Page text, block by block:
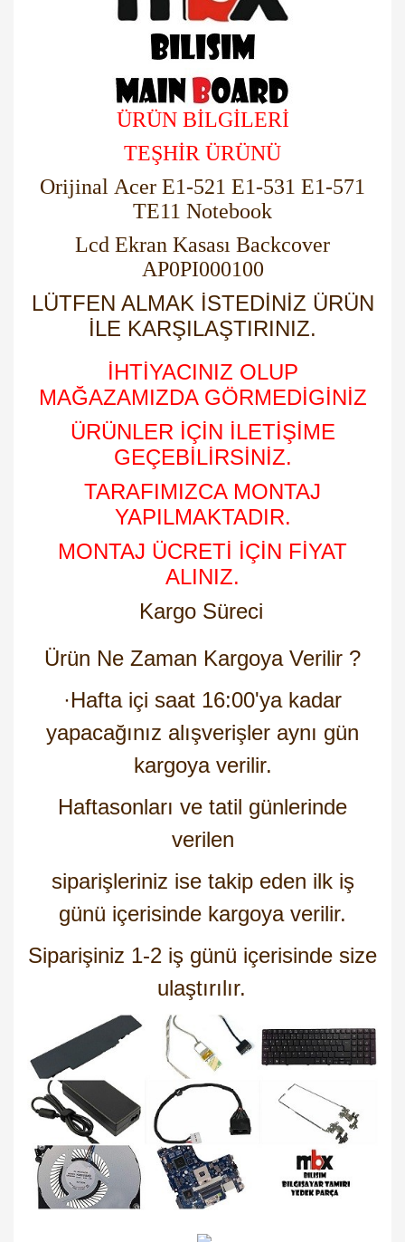
ÜRÜN BİLGİLERİ
TEŞHİR ÜRÜNÜ
Orijinal Acer E1-521 E1-531 E1-571
TE11 Notebook
Lcd Ekran Kasası Backcover
AP0PI000100
LÜTFEN ALMAK İSTEDİNİZ ÜRÜN
İLE KARŞILAŞTIRINIZ.
İHTİYACINIZ OLUP
MAĞAZAMIZDA GÖRMEDİGİNİZ
ÜRÜNLER İÇİN İLETİŞİME
GEÇEBİLİRSİNİZ.
TARAFIMIZCA MONTAJ
YAPILMAKTADIR.
MONTAJ ÜCRETİ İÇİN FİYAT
ALINIZ.
Kargo Süreci
Ürün Ne Zaman Kargoya Verilir ?
·Hafta içi saat 16:00'ya kadar
yapacağınız alışverişler aynı gün
kargoya verilir.
Haftasonları ve tatil günlerinde
verilen
siparişleriniz ise takip eden ilk iş
günü içerisinde kargoya verilir.
Siparişiniz 1-2 iş günü içerisinde size
ulaştırılır.